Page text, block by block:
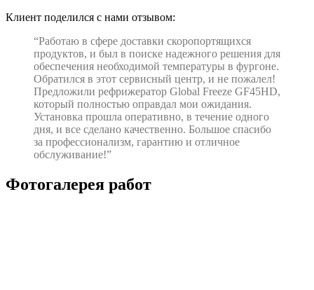
Клиент поделился с нами отзывом:
“Работаю в сфере доставки скоропортящихся
продуктов, и был в поиске надежного решения для
обеспечения необходимой температуры в фургоне.
Обратился в этот сервисный центр, и не пожалел!
Предложили рефрижератор Global Freeze GF45HD,
который полностью оправдал мои ожидания.
Установка прошла оперативно, в течение одного
дня, и все сделано качественно. Большое спасибо
за профессионализм, гарантию и отличное
обслуживание!”
Фотогалерея работ